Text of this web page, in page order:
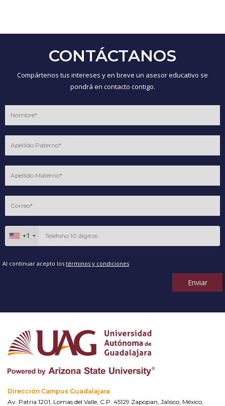
CONTÁCTANOS
Compártenos tus intereses y en breve un asesor educativo se
pondrá en contacto contigo.
+1
Al continuar acepto los términos y condiciones
Enviar
Dirección Campus Guadalajara
Av. Patria 1201, Lomas del Valle, C.P. 45129 Zapopan, Jalisco, México.